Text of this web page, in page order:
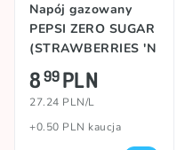
Napój gazowany
PEPSI ZERO SUGAR
(STRAWBERRIES 'N
CREAM), 330ml
899PLN
27.24 PLN/L
+0.50 PLN kaucja